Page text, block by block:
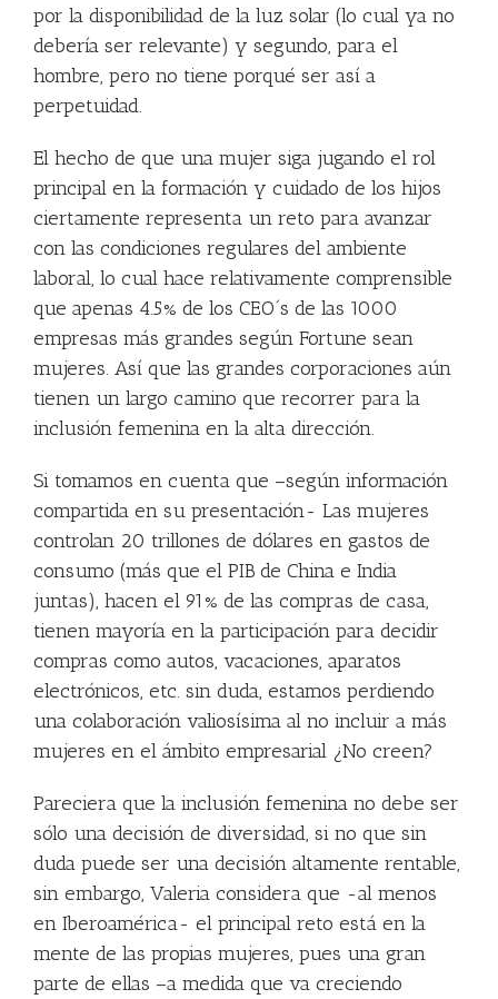
por la disponibilidad de la luz solar (lo cual ya no
debería ser relevante) y segundo, para el
hombre, pero no tiene porqué ser así a
perpetuidad.
El hecho de que una mujer siga jugando el rol
principal en la formación y cuidado de los hijos
ciertamente representa un reto para avanzar
con las condiciones regulares del ambiente
laboral, lo cual hace relativamente comprensible
que apenas 4.5% de los CEO´s de las 1000
empresas más grandes según Fortune sean
mujeres. Así que las grandes corporaciones aún
tienen un largo camino que recorrer para la
inclusión femenina en la alta dirección.
Si tomamos en cuenta que –según información
compartida en su presentación- Las mujeres
controlan 20 trillones de dólares en gastos de
consumo (más que el PIB de China e India
juntas), hacen el 91% de las compras de casa,
tienen mayoría en la participación para decidir
compras como autos, vacaciones, aparatos
electrónicos, etc. sin duda, estamos perdiendo
una colaboración valiosísima al no incluir a más
mujeres en el ámbito empresarial ¿No creen?
Pareciera que la inclusión femenina no debe ser
sólo una decisión de diversidad, si no que sin
duda puede ser una decisión altamente rentable,
sin embargo, Valeria considera que -al menos
en Iberoamérica- el principal reto está en la
mente de las propias mujeres, pues una gran
parte de ellas –a medida que va creciendo